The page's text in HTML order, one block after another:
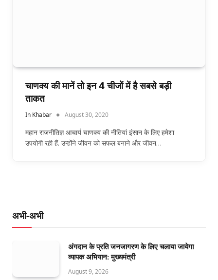
चाणक्य की मानें तो इन 4 चीजों में है सबसे बड़ी
ताकत
In Khabar August 30, 2020
महान राजनीतिज्ञ आचार्य चाणक्य की नीतियां इंसान के लिए हमेशा
उपयोगी रही हैं. उन्होंने जीवन को सफल बनाने और जीवन…
अभी-अभी
अंगदान के प्रति जनजागरण के लिए चलाया जायेगा
व्यापक अभियान: मुख्यमंत्री
August 9, 2026